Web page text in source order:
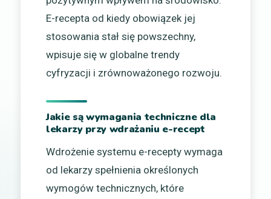
E-recepta od kiedy obowiązek jej
stosowania stał się powszechny,
wpisuje się w globalne trendy
cyfryzacji i zrównoważonego rozwoju.
Jakie są wymagania techniczne dla
lekarzy przy wdrażaniu e-recept
Wdrożenie systemu e-recepty wymaga
od lekarzy spełnienia określonych
wymogów technicznych, które